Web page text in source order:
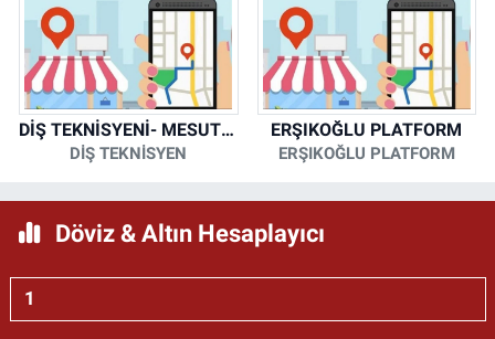
DİŞ TEKNİSYENİ- MESUT KORKMAZ
DİŞ TEKNİSYEN
ERŞIKOĞLU PLATFORM
ERŞIKOĞLU PLATFORM
Döviz & Altın Hesaplayıcı